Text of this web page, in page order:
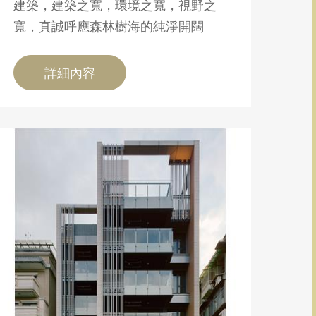
建築，建築之寬，環境之寬，視野之
寬，真誠呼應森林樹海的純淨開闊
詳細內容